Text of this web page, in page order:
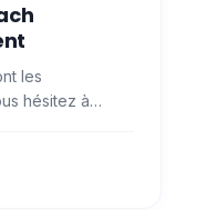
les
hésitez à